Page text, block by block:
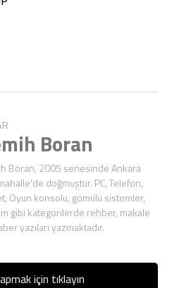
Boran
Boran, 2005 senesinde Ankara
doğmuştur. PC, Telefon,
Oyun konsolu, gömülü sistemler,
gibi kategorilerde rehber, makale
yazıları yazmaktadır.
için tıklayın